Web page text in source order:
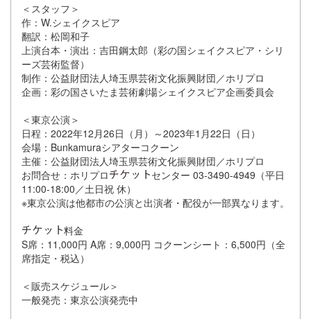
＜スタッフ＞
作：W.シェイクスピア
翻訳：松岡和子
上演台本・演出：吉田鋼太郎（彩の国シェイクスピア・シリ
ーズ芸術監督）
制作：公益財団法人埼玉県芸術文化振興財団／ホリプロ
企画：彩の国さいたま芸術劇場シェイクスピア企画委員会
＜東京公演＞
日程：2022年12月26日（月）～2023年1月22日（日）
会場：Bunkamuraシアターコクーン
主催：公益財団法人埼玉県芸術文化振興財団／ホリプロ
お問合せ：ホリプロ
センター 03-3490-4949（平日
11:00-18:00／土日祝 休）
※東京公演は他都市の公演と出演者・配役が一部異なります。
料金
S席：11,000円 A席：9,000円 コクーンシート：6,500円（全
席指定・税込）
＜販売スケジュール＞
一般発売：東京公演発売中